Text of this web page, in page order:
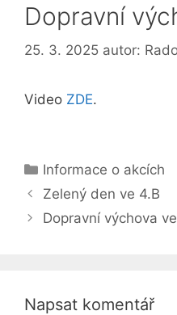
Dopravní
25. 3. 2025 autor:
Video ZDE.
Rubriky
Informace o akcích
Zelený den ve 4.B
Dopravní výchova
Napsat komentář